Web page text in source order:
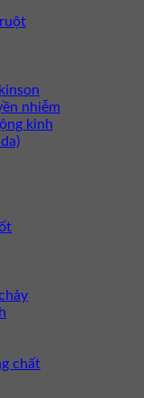
nhiễm
kinh
chất